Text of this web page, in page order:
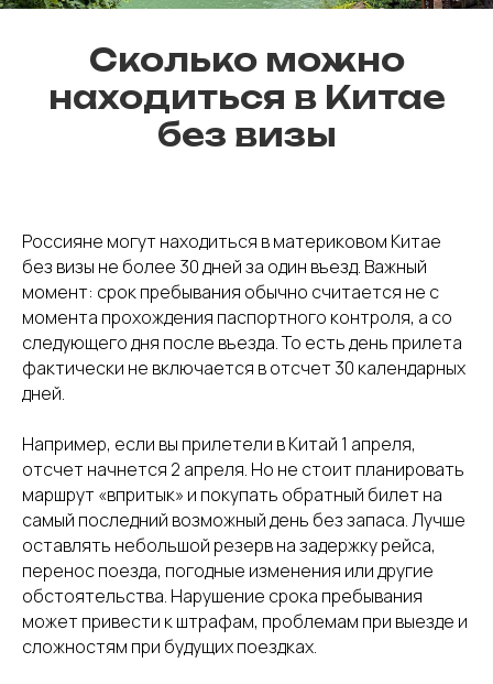
Сколько можно
находиться в Китае
без визы
Россияне могут находиться в материковом Китае
без визы не более 30 дней за один въезд. Важный
момент: срок пребывания обычно считается не с
момента прохождения паспортного контроля, а со
следующего дня после въезда. То есть день прилета
фактически не включается в отсчет 30 календарных
дней.
Например, если вы прилетели в Китай 1 апреля,
отсчет начнется 2 апреля. Но не стоит планировать
маршрут «впритык» и покупать обратный билет на
самый последний возможный день без запаса. Лучше
оставлять небольшой резерв на задержку рейса,
перенос поезда, погодные изменения или другие
обстоятельства. Нарушение срока пребывания
может привести к штрафам, проблемам при выезде и
сложностям при будущих поездках.